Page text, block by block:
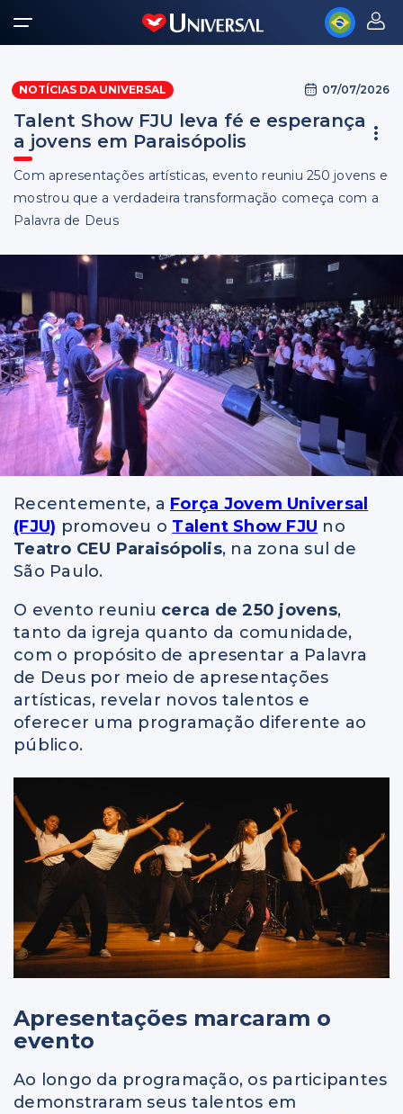
NOTÍCIAS DA UNIVERSAL 07/07/2026
Talent Show FJU leva fé e esperança
a jovens em Paraisópolis
Com apresentações artísticas, evento reuniu 250 jovens e
mostrou que a verdadeira transformação começa com a
Palavra de Deus
Recentemente, a Força Jovem Universal
(FJU) promoveu o Talent Show FJU no
Teatro CEU Paraisópolis, na zona sul de
São Paulo.
O evento reuniu cerca de 250 jovens,
tanto da igreja quanto da comunidade,
com o propósito de apresentar a Palavra
de Deus por meio de apresentações
artísticas, revelar novos talentos e
oferecer uma programação diferente ao
público.
Apresentações marcaram o
evento
Ao longo da programação, os participantes
demonstraram seus talentos em